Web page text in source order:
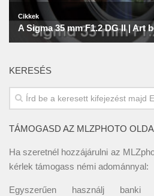
KERESÉS
TÁMOGASD AZ MLZPHOTO
Ha szeretnél hozzájárulni az
kérlek támogass némi adománnyal:
Egyszerűen használj banki